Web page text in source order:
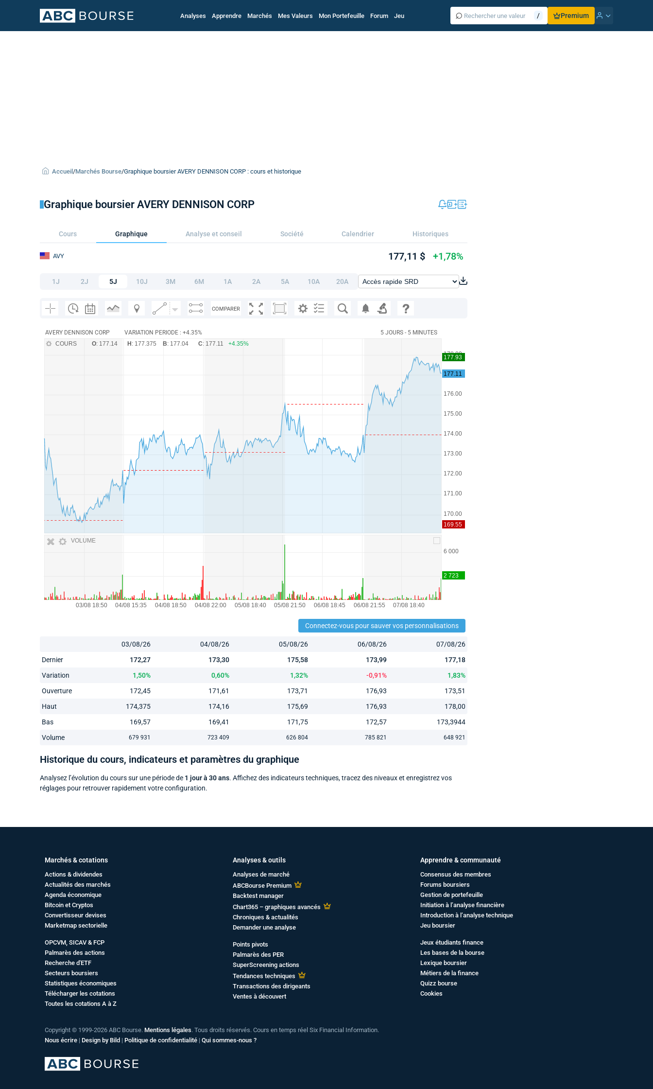
Analyses Apprendre Marchés Mes Valeurs Mon Portefeuille Forum Jeu ⌕ / Premium
Accueil /Marchés Bourse/Graphique boursier AVERY DENNISON CORP : cours et historique
Graphique boursier AVERY DENNISON CORP
Cours Graphique Analyse et conseil Société Calendrier Historiques
AVY 177,11 $ +1,78%
1J 2J 5J 10J 3M 6M 1A 2A 5A 10A 20A
COMPARER
AVERY DENNISON CORP VARIATION PERIODE : +4.35% 5 JOURS - 5 MINUTES
VOLUME
COURS O: 177.14 H : 177.375 B: 177.04 C: 177.11 +4.35%
Connectez-vous pour sauver vos personnalisations
03/08/26 04/08/26 05/08/26 06/08/26
07/08/26
Dernier
172,27 173,30 175,58 173,99
177,18
Variation
1,50% 0,60% 1,32% -0,91%
1,83%
Ouverture
172,45 171,61 173,71 176,93
173,51
Haut
174,375 174,16 175,69 176,93
178,00
Bas
169,57 169,41 171,75 172,57
173,3944
Volume
679 931 723 409 626 804 785 821 648 921
Historique du cours, indicateurs et paramètres du graphique
Analysez l’évolution du cours sur une période de 1 jour à 30 ans. Affichez des indicateurs techniques, tracez des niveaux et enregistrez vos
réglages pour retrouver rapidement votre configuration.
Marchés & cotations
Actions & dividendes
Actualités des marchés
Agenda économique
Bitcoin et Cryptos
Convertisseur devises
Marketmap sectorielle
OPCVM, SICAV & FCP
Palmarès des actions
Recherche d'ETF
Secteurs boursiers
Statistiques économiques
Télécharger les cotations
Toutes les cotations A à Z
Analyses & outils
Analyses de marché
ABCBourse Premium
Backtest manager
Chart365 – graphiques avancés
Chroniques & actualités
Demander une analyse
Points pivots
Palmarès des PER
SuperScreening actions
Tendances techniques
Transactions des dirigeants
Ventes à découvert
Apprendre & communauté
Consensus des membres
Forums boursiers
Gestion de portefeuille
Initiation à l’analyse financière
Introduction à l’analyse technique
Jeu boursier
Jeux étudiants finance
Les bases de la bourse
Lexique boursier
Métiers de la finance
Quizz bourse
Cookies
Copyright © 1999-2026 ABC Bourse. Mentions légales. Tous droits réservés. Cours en temps réel Six Financial Information.
Nous écrire | Design by Bild | Politique de confidentialité | Qui sommes-nous ?